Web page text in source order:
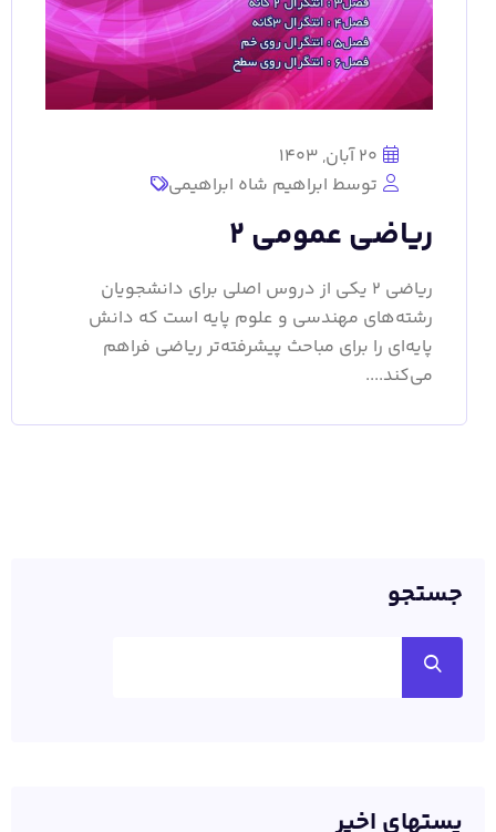
20 آبان, 1403
توسط ابراهیم شاه ابراهیمی
ریاضی عمومی 2
ریاضی 2 یکی از دروس اصلی برای دانشجویان
رشته‌های مهندسی و علوم پایه است که دانش
پایه‌ای را برای مباحث پیشرفته‌تر ریاضی فراهم
می‌کند....
جستجو
پستهای اخیر